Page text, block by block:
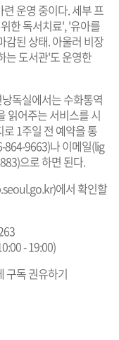
련 운영 중이다. 세부 프
한 독서치료', '유아를
감된 상태. 아울러 비장
는 도서관'도 운영한
독실에서는 수화통역
읽어주는 서비스를 시
1주일 전 예약을 통
864-9663)나 이메일(lig
으로 하면 된다.
)에서 확인할
- 19:00)